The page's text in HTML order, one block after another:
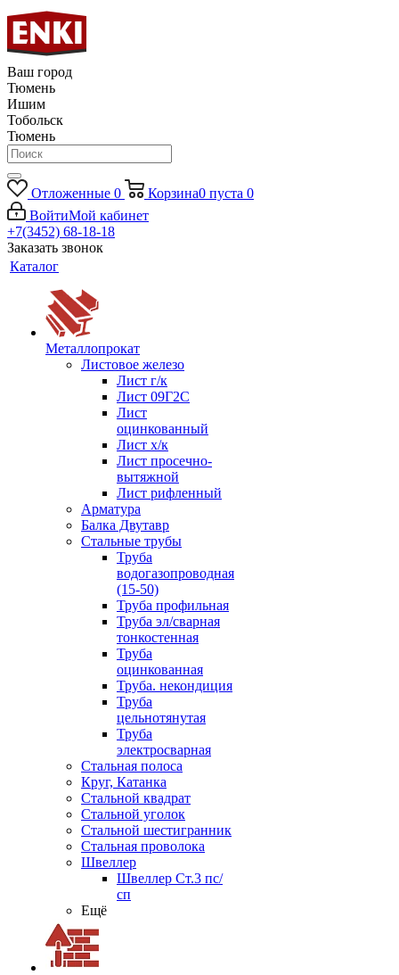
Ваш город
Тюмень
Ишим
Тобольск
Тюмень
Отложенные 0 Корзина0 пуста 0
ВойтиМой кабинет
+7(3452) 68-18-18
Заказать звонок
Каталог
Металлопрокат
Листовое железо
Лист г/к
Лист 09Г2С
Лист
оцинкованный
Лист х/к
Лист просечно-
вытяжной
Лист рифленный
Арматура
Балка Двутавр
Стальные трубы
Труба
водогазопроводная
(15-50)
Труба профильная
Труба эл/сварная
тонкостенная
Труба
оцинкованная
Труба. некондиция
Труба
цельнотянутая
Труба
электросварная
Стальная полоса
Круг, Катанка
Стальной квадрат
Стальной уголок
Стальной шестигранник
Стальная проволока
Швеллер
Швеллер Ст.3 пс/
сп
Ещё